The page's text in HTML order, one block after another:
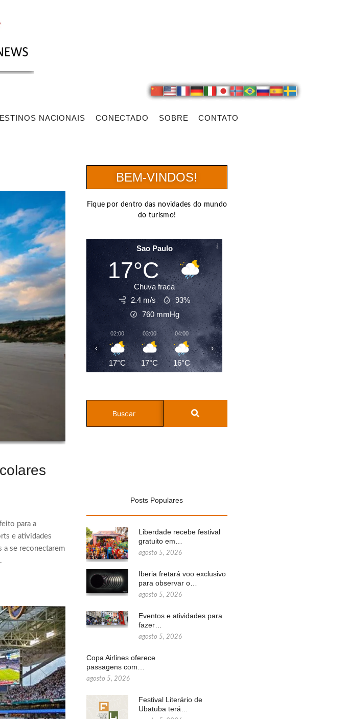
NACIONAIS CONECTADO SOBRE CONTATO
para a
e atividades
a se reconectarem
BEM-VINDOS!
Fique por dentro das novidades do mundo
do turismo!
Sao Paulo
17°C
Chuva fraca
2.4 m/s
93%
760 mmHg
02:00
17°C
03:00
17°C
04:00
16°C
05:00
16°C
‹ ›
Posts Populares
Liberdade recebe festival
gratuito em…
agosto 5, 2026
Iberia fretará voo exclusivo
para observar o…
agosto 5, 2026
Eventos e atividades para
fazer…
agosto 5, 2026
Copa Airlines oferece
passagens com…
agosto 5, 2026
Festival Literário de
Ubatuba terá…